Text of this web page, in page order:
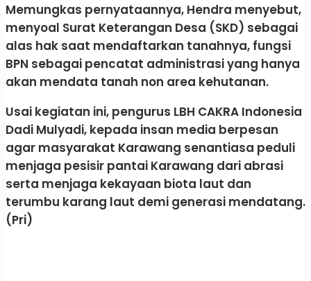
Memungkas pernyataannya, Hendra menyebut,
menyoal Surat Keterangan Desa (SKD) sebagai
alas hak saat mendaftarkan tanahnya, fungsi
BPN sebagai pencatat administrasi yang hanya
akan mendata tanah non area kehutanan.
Usai kegiatan ini, pengurus LBH CAKRA Indonesia
Dadi Mulyadi, kepada insan media berpesan
agar masyarakat Karawang senantiasa peduli
menjaga pesisir pantai Karawang dari abrasi
serta menjaga kekayaan biota laut dan
terumbu karang laut demi generasi mendatang.
(Pri)